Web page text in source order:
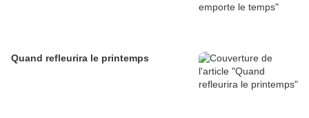
Quand refleurira le printemps